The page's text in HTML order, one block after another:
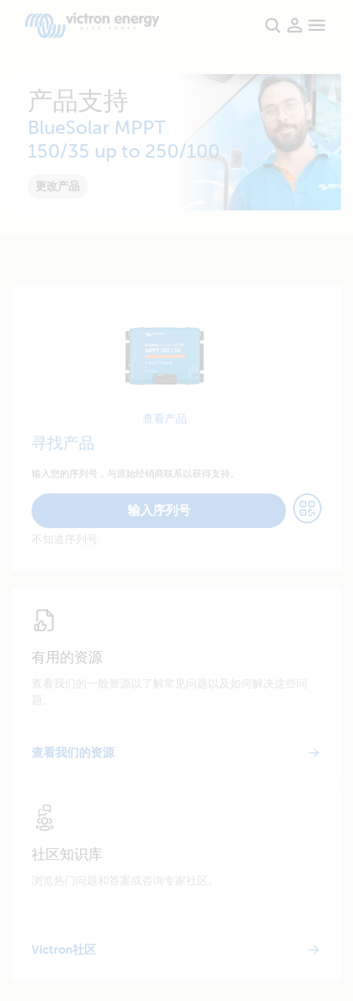
产品支持
BlueSolar MPPT
150/35 up to 250/100
更改产品
查看产品
寻找产品
输入您的序列号，与原始经销商联系以获得支持。
输入序列号
不知道序列号
有用的资源
查看我们的一般资源以了解常见问题以及如何解决这些问
题。
查看我们的资源
社区知识库
浏览热门问题和答案或咨询专家社区。
Victron社区